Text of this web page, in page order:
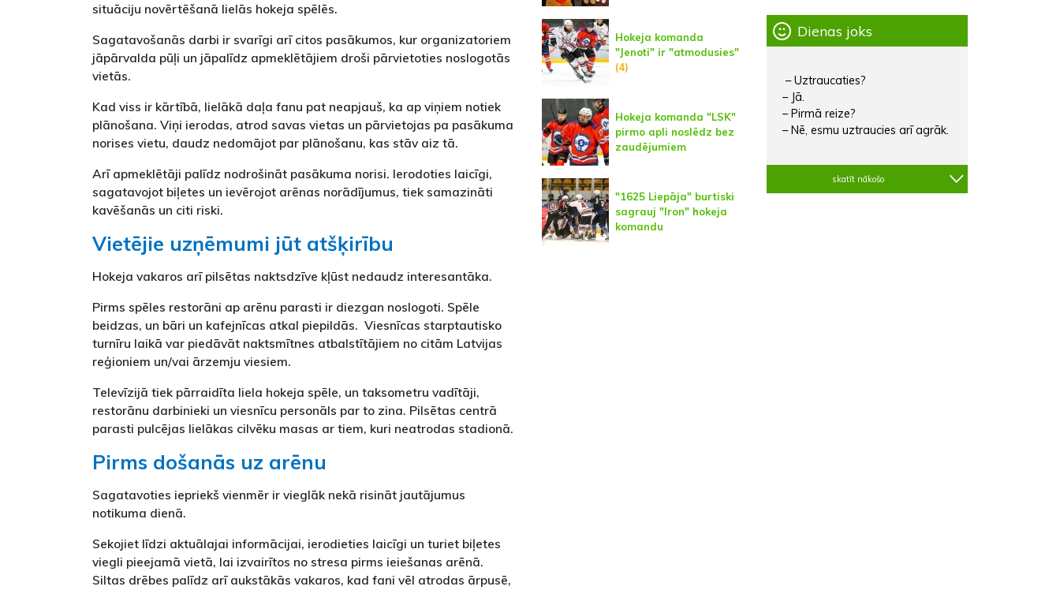
situāciju novērtēšanā lielās hokeja spēlēs.
Sagatavošanās darbi ir svarīgi arī citos pasākumos, kur organizatoriem
jāpārvalda pūļi un jāpalīdz apmeklētājiem droši pārvietoties noslogotās
vietās.
Kad viss ir kārtībā, lielākā daļa fanu pat neapjauš, ka ap viņiem notiek
plānošana. Viņi ierodas, atrod savas vietas un pārvietojas pa pasākuma
norises vietu, daudz nedomājot par plānošanu, kas stāv aiz tā.
Arī apmeklētāji palīdz nodrošināt pasākuma norisi. Ierodoties laicīgi,
sagatavojot biļetes un ievērojot arēnas norādījumus, tiek samazināti
kavēšanās un citi riski.
Vietējie uzņēmumi jūt atšķirību
Hokeja vakaros arī pilsētas naktsdzīve kļūst nedaudz interesantāka.
Pirms spēles restorāni ap arēnu parasti ir diezgan noslogoti. Spēle
beidzas, un bāri un kafejnīcas atkal piepildās. Viesnīcas starptautisko
turnīru laikā var piedāvāt naktsmītnes atbalstītājiem no citām Latvijas
reģioniem un/vai ārzemju viesiem.
Televīzijā tiek pārraidīta liela hokeja spēle, un taksometru vadītāji,
restorānu darbinieki un viesnīcu personāls par to zina. Pilsētas centrā
parasti pulcējas lielākas cilvēku masas ar tiem, kuri neatrodas stadionā.
Pirms došanās uz arēnu
Sagatavoties iepriekš vienmēr ir vieglāk nekā risināt jautājumus
notikuma dienā.
Sekojiet līdzi aktuālajai informācijai, ierodieties laicīgi un turiet biļetes
viegli pieejamā vietā, lai izvairītos no stresa pirms ieiešanas arēnā.
Siltas drēbes palīdz arī aukstākās vakaros, kad fani vēl atrodas ārpusē,
Hokeja komanda
"Jenoti" ir "atmodusies"
(4)
Hokeja komanda "LSK"
pirmo apli noslēdz bez
zaudējumiem
"1625 Liepāja" burtiski
sagrauj "Iron" hokeja
komandu
Dienas joks
– Uztraucaties?
– Jā.
– Pirmā reize?
– Nē, esmu uztraucies arī agrāk.
skatīt nākošo